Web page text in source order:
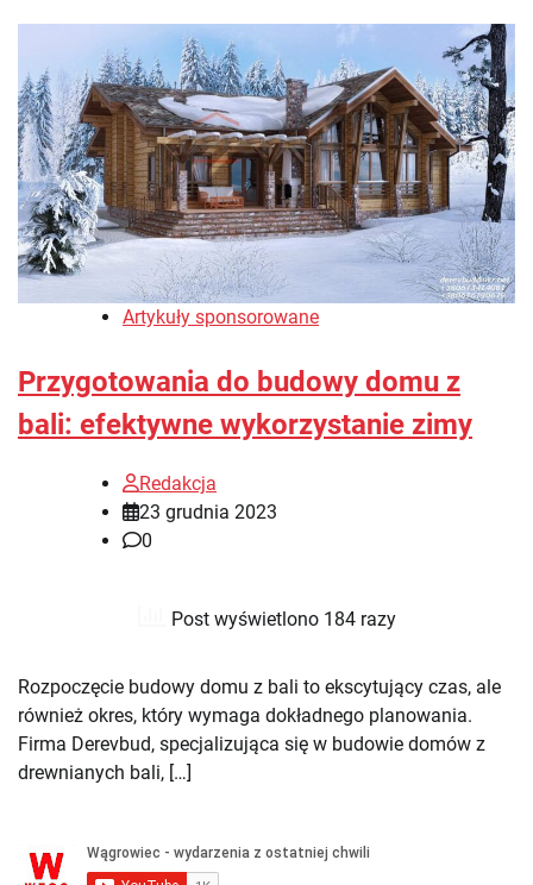
Artykuły sponsorowane
Przygotowania do budowy domu z
bali: efektywne wykorzystanie zimy
Redakcja
23 grudnia 2023
0
Post wyświetlono 184 razy
Rozpoczęcie budowy domu z bali to ekscytujący czas, ale
również okres, który wymaga dokładnego planowania.
Firma Derevbud, specjalizująca się w budowie domów z
drewnianych bali, […]